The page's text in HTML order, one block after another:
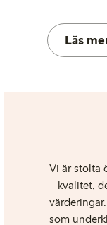
Läs
Vi är stolta
kvalitet,
värderingar.
som